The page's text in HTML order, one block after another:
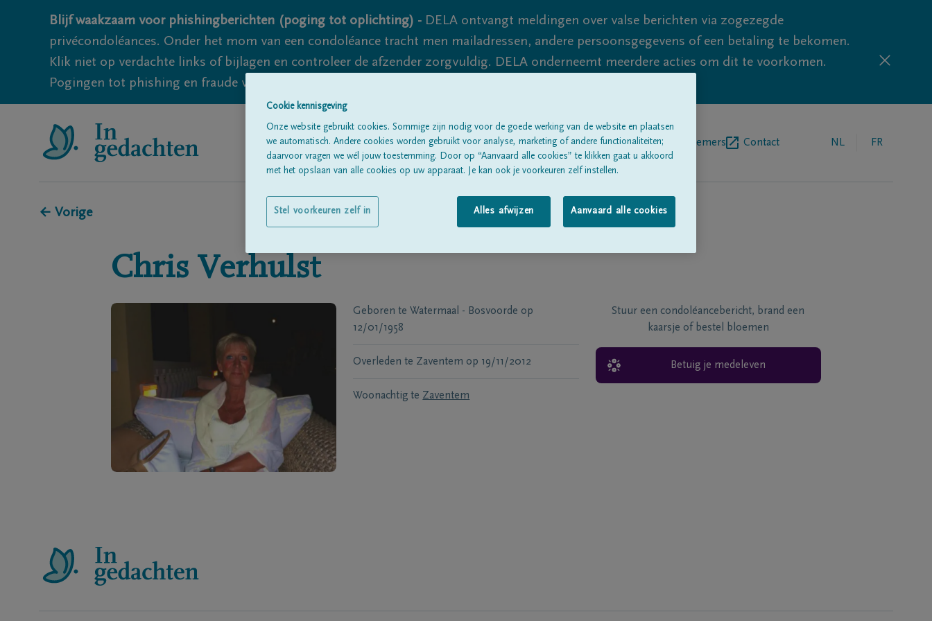
Blijf waakzaam voor phishingberichten (poging tot oplichting) - DELA ontvangt meldingen over valse berichten via zogezegde
privécondoléances. Onder het mom van een condoléance tracht men mailadressen, andere persoonsgegevens of een betaling te bekomen.
Klik niet op verdachte links of bijlagen en controleer de afzender zorgvuldig. DELA onderneemt meerdere acties om dit te voorkomen.
Pogingen tot phishing en fraude vallen echter nooit volledig uit te sluiten, dus blijf waakzaam.
Alle rouwberichten Over onsBegrafenisondernemers Contact NL FR
← Vorige
Chris Verhulst
Geboren te Watermaal - Bosvoorde op
12/01/1958
Overleden te Zaventem op 19/11/2012
Woonachtig te Zaventem
Stuur een condoléancebericht, brand een
kaarsje of bestel bloemen
Betuig je medeleven
Cookie kennisgeving
Onze website gebruikt cookies. Sommige zijn nodig voor de goede werking van de website en plaatsen
we automatisch. Andere cookies worden gebruikt voor analyse, marketing of andere functionaliteiten;
daarvoor vragen we wél jouw toestemming. Door op “Aanvaard alle cookies” te klikken gaat u akkoord
met het opslaan van alle cookies op uw apparaat. Je kan ook je voorkeuren zelf instellen.
Alles afwijzen Aanvaard alle cookies
Stel voorkeuren zelf in